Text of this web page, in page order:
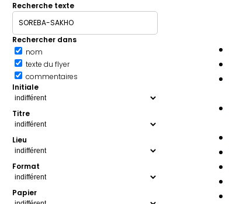
Recherche texte
Rechercher dans
nom
texte du flyer
commentaires
Initiale
Titre
Lieu
Format
Papier